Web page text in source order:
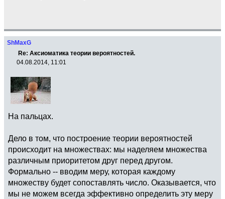
ShMaxG
Re: Аксиоматика теории вероятностей.
04.08.2014, 11:01
На пальцах.
Дело в том, что построение теории вероятностей
происходит на множествах: мы наделяем множества
различным приоритетом друг перед другом.
Формально -- вводим меру, которая каждому
множеству будет сопоставлять число. Оказывается, что
мы не можем всегда эффективно определить эту меру